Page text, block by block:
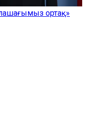
ортақ»